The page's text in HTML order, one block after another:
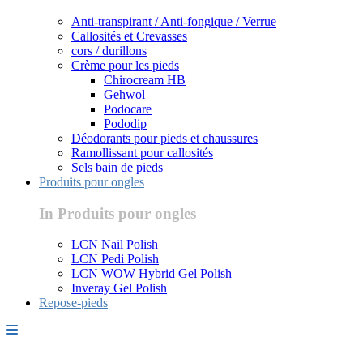
Anti-transpirant / Anti-fongique / Verrue
Callosités et Crevasses
cors / durillons
Crème pour les pieds
Chirocream HB
Gehwol
Podocare
Pododip
Déodorants pour pieds et chaussures
Ramollissant pour callosités
Sels bain de pieds
Produits pour ongles
In Produits pour ongles
LCN Nail Polish
LCN Pedi Polish
LCN WOW Hybrid Gel Polish
Inveray Gel Polish
Repose-pieds